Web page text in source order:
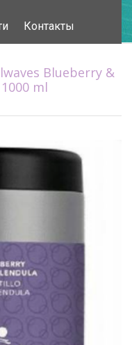
Контакты
Blueberry &
ml